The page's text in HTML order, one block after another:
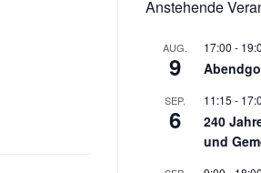
Anstehende
AUG.
9
17:00 -
SEP.
6
11:15 -
240
und